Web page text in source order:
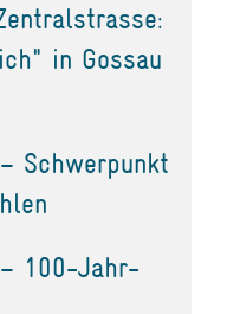
in Gossau
Schwerpunkt
100-Jahr-